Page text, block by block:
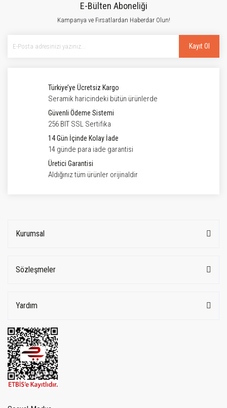
E-Bülten Aboneliği
Kampanya ve Fırsatlardan Haberdar Olun!
Kayıt Ol
Türkiye’ye Ücretsiz Kargo
Seramik haricindeki bütün ürünlerde
Güvenli Ödeme Sistemi
256 BIT SSL Sertifika
14 Gün İçinde Kolay İade
14 günde para iade garantisi
Üretici Garantisi
Aldığınız tüm ürünler orijinaldir
Kurumsal
Sözleşmeler
Yardım